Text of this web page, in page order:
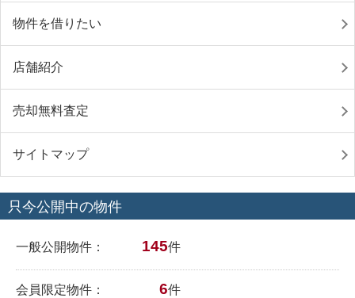
物件を借りたい
店舗紹介
売却無料査定
サイトマップ
只今公開中の物件
一般公開物件： 145件
会員限定物件： 6件